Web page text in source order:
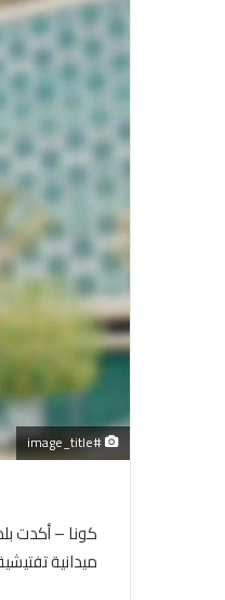
#image_title
كونا – أكدت
ميدانية